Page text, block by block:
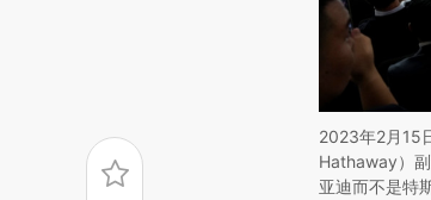
2023年2月15
Hathaway）
亚迪而不是特